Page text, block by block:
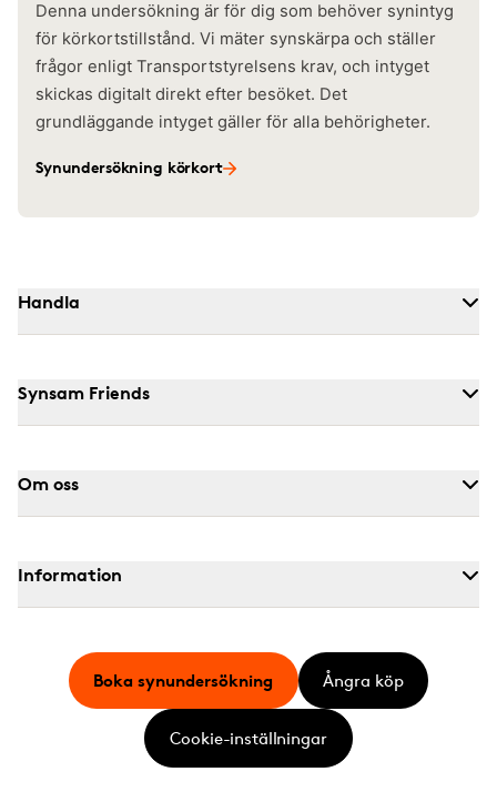
Denna undersökning är för dig som behöver synintyg
för körkortstillstånd. Vi mäter synskärpa och ställer
frågor enligt Transportstyrelsens krav, och intyget
skickas digitalt direkt efter besöket. Det
grundläggande intyget gäller för alla behörigheter.
Synundersökning körkort
Handla
Synsam Friends
Om oss
Information
Boka synundersökning Ångra köp
Cookie-inställningar